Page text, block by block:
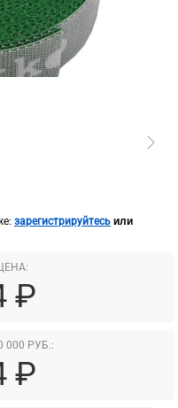
зарегистрируйтесь или
₽
000 РУБ.:
₽